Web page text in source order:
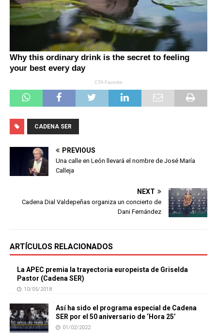
CADENA SER
PREVIOUS
Una calle en León llevará el nombre de José María
Calleja
NEXT
Cadena Dial Valdepeñas organiza un concierto de
Dani Fernández
ARTÍCULOS RELACIONADOS
La APEC premia la trayectoria europeista de Griselda
Pastor (Cadena SER)
10/05/2018
Así ha sido el programa especial de Cadena
SER por el 50 aniversario de ‘Hora 25’
01/02/2022